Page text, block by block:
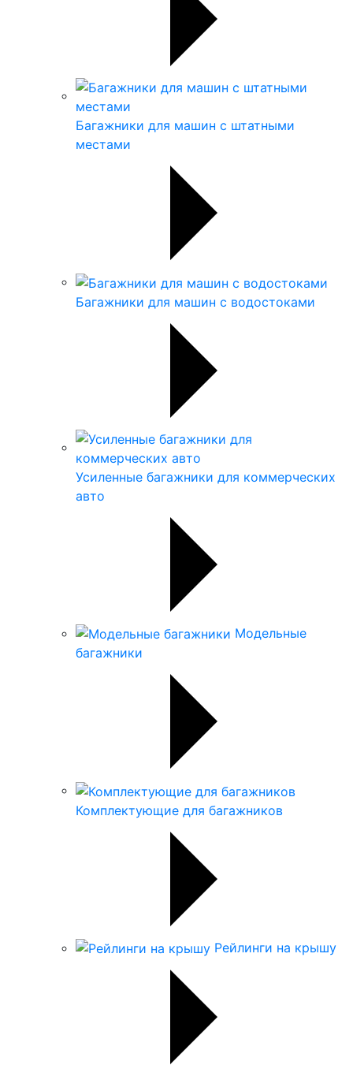
Багажники для машин с штатными
местами
Багажники для машин с водостоками
Усиленные багажники для коммерческих
авто
Модельные
багажники
Комплектующие для багажников
Рейлинги на крышу